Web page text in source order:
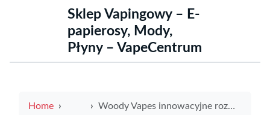
Sklep Vapingowy – E-
papierosy, Mody,
Płyny – VapeCentrum
Home
Woody Vapes innowacyjne rozwiązania i najnowsze modele dla miłośników waporyzacji